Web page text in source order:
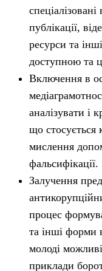
публікації,
ресурси та
доступною та
Включення в
аналізувати і
що стосується
мислення
фальсифікації.
Залучення
процес
та інші форми
молоді
приклади